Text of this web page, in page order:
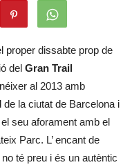
proper dissabte prop de
del Gran Trail
al 2013 amb
de la ciutat de Barcelona i
seu aforament amb el
Parc. L’ encant de
té preu i és un autèntic